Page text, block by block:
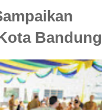
Bandung